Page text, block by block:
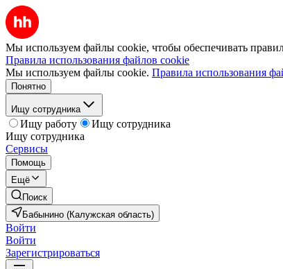
Мы используем файлы cookie, чтобы обеспечивать
Правила использования файлов cookie
Мы используем файлы cookie. Правила использования
Понятно
Ищу сотрудника
Ищу работу
Ищу сотрудника
Ищу сотрудника
Сервисы
Помощь
Ещё
Поиск
Бабынино (Калужская область)
Войти
Войти
Зарегистрироваться